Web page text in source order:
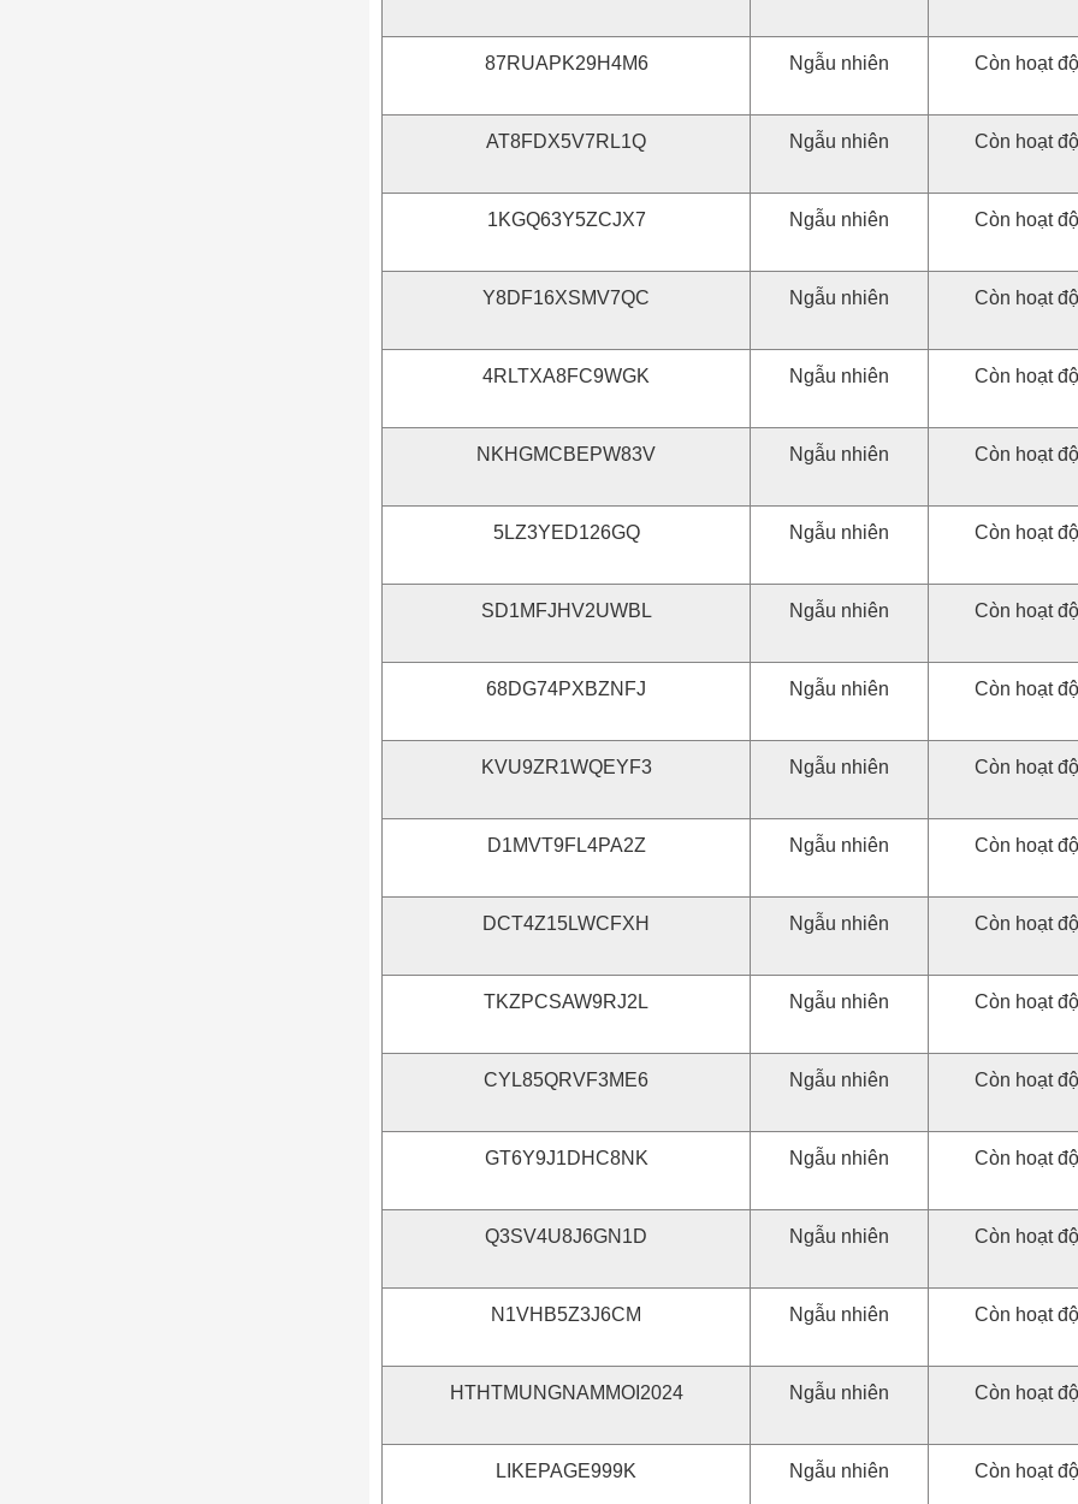
87RUAPK29H4M6 Ngẫu nhiên Còn hoạt
AT8FDX5V7RL1Q Ngẫu nhiên Còn hoạt
1KGQ63Y5ZCJX7 Ngẫu nhiên Còn hoạt
Y8DF16XSMV7QC Ngẫu nhiên Còn hoạt
4RLTXA8FC9WGK Ngẫu nhiên Còn hoạt
NKHGMCBEPW83V Ngẫu nhiên Còn hoạt
5LZ3YED126GQ Ngẫu nhiên Còn hoạt
SD1MFJHV2UWBL Ngẫu nhiên Còn hoạt
68DG74PXBZNFJ Ngẫu nhiên Còn hoạt
KVU9ZR1WQEYF3 Ngẫu nhiên Còn hoạt
D1MVT9FL4PA2Z Ngẫu nhiên Còn hoạt
DCT4Z15LWCFXH Ngẫu nhiên Còn hoạt
TKZPCSAW9RJ2L Ngẫu nhiên Còn hoạt
CYL85QRVF3ME6 Ngẫu nhiên Còn hoạt
GT6Y9J1DHC8NK Ngẫu nhiên Còn hoạt
Q3SV4U8J6GN1D Ngẫu nhiên Còn hoạt
N1VHB5Z3J6CM Ngẫu nhiên Còn hoạt
HTHTMUNGNAMMOI2024 Ngẫu nhiên Còn hoạt
LIKEPAGE999K Ngẫu nhiên Còn hoạt